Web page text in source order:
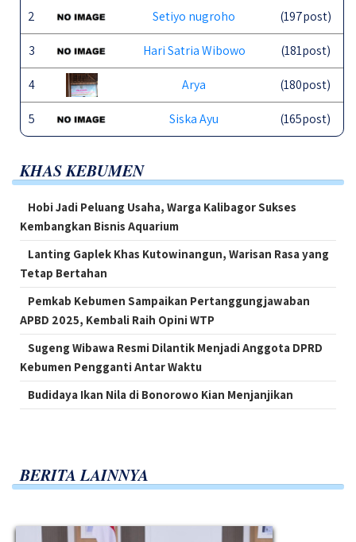
2 Setiyo nugroho (197post)
3 Hari Satria Wibowo (181post)
4 Arya (180post)
5 Siska Ayu (165post)
KHAS KEBUMEN
Hobi Jadi Peluang Usaha, Warga Kalibagor Sukses
Kembangkan Bisnis Aquarium
Lanting Gaplek Khas Kutowinangun, Warisan Rasa yang
Tetap Bertahan
Pemkab Kebumen Sampaikan Pertanggungjawaban
APBD 2025, Kembali Raih Opini WTP
Sugeng Wibawa Resmi Dilantik Menjadi Anggota DPRD
Kebumen Pengganti Antar Waktu
Budidaya Ikan Nila di Bonorowo Kian Menjanjikan
BERITA LAINNYA